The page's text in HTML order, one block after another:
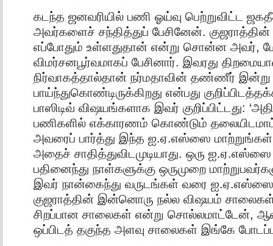
கடந்த ஜனவரியில் பணி ஓய்வு பெற்றுவிட்ட
அவர்களைச் சந்தித்துப் பேசினேன்.
எப்போதும் உள்ளதுதான் என்று சொன்ன அவர்,
விமர்சனபூர்வமாகப் பேசினார். இவரது
நிர்வாகத்தால்தான் நர்மதாவின் தண்ணீர் இன்று
பாய்ந்துகொண்டிருக்கிறது என்பது
பாஸிடிவ் விஷயங்களாக இவர் குறிப்பிட்டது:
பணிகளில் எக்காரணம் கொண்டும்
அவரைப் பார்த்து இந்த ஐ.ஏ.எஸ்ஸை
அதைச் சாதித்துவிடமுடியாது. ஒரு
பதினைந்து நாள்களுக்கு ஒருமுறை
இவர் நான்கைந்து வருடங்கள் வரை ஐ.ஏ.எஸ்ஸை
குஜராத்தின் இன்னொரு நல்ல விஷயம்
சிறப்பான சாலைகள் என்று சொல்லமாட்டேன்,
ஒப்பிடத் தகுந்த அளவு சாலைகள் இங்கே